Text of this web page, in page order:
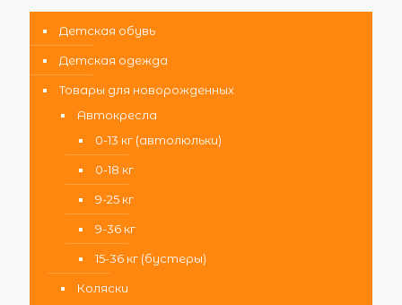
Детская обувь
Детская одежда
Товары для новорожденных
Автокресла
0-13 кг (автолюльки)
0-18 кг
9-25 кг
9-36 кг
15-36 кг (бустеры)
Коляски